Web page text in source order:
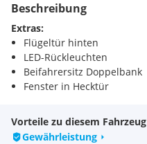
Beschreibung
Extras:
Flügeltür hinten
LED-Rückleuchten
Beifahrersitz Doppelbank
Fenster in Hecktür
Vorteile zu diesem Fahrzeug
Gewährleistung